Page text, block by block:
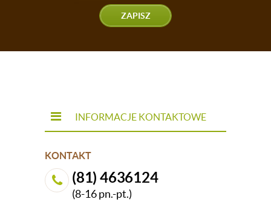
ZAPISZ
INFORMACJE KONTAKTOWE
KONTAKT
(81) 4636124
(8-16 pn.-pt.)